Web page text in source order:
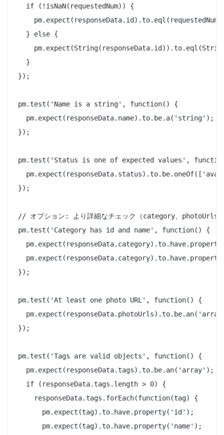
  if (!isNaN(requestedNum)) {
  } else {
  }
});
pm.test('Name is a string', function() {
  pm.expect(responseData.name).to.be.a('string');
});
pm.test('Status is one of expected values',
});
// オプション: より詳細なチェック（category、photoUrls
pm.test('Category has id and name', function() {
});
pm.test('At least one photo URL', function() {
});
pm.test('Tags are valid objects', function() {
  pm.expect(responseData.tags).to.be.an('array');
  if (responseData.tags.length > 0) {
    responseData.tags.forEach(function(tag) {
      pm.expect(tag).to.have.property('id');
      pm.expect(tag).to.have.property('name');